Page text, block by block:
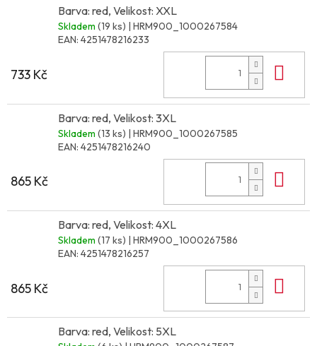
Barva: red, Velikost: XXL
Skladem (19 ks) | HRM900_1000267584
EAN: 4251478216233
733 Kč
Barva: red, Velikost: 3XL
Skladem (13 ks) | HRM900_1000267585
EAN: 4251478216240
865 Kč
Barva: red, Velikost: 4XL
Skladem (17 ks) | HRM900_1000267586
EAN: 4251478216257
865 Kč
Barva: red, Velikost: 5XL